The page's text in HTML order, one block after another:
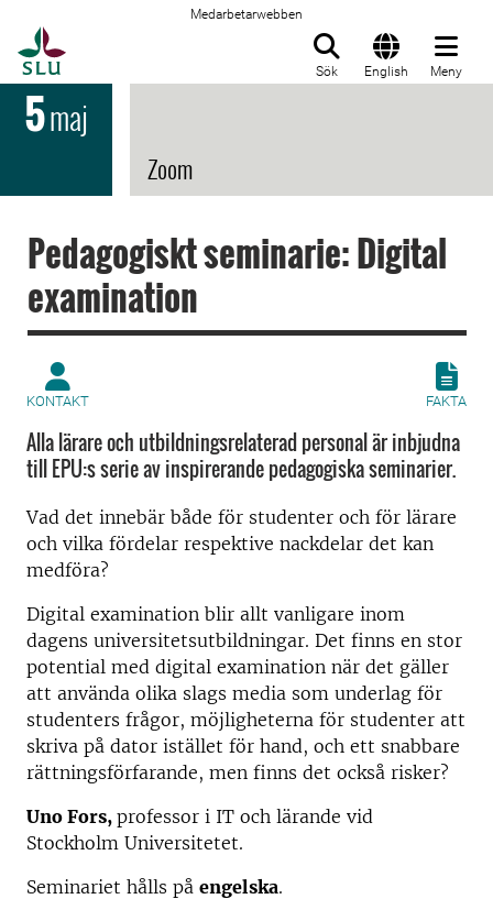
Medarbetarwebben
Sök English Meny
5maj
Zoom
Pedagogiskt seminarie: Digital
examination
KONTAKT FAKTA
Alla lärare och utbildningsrelaterad personal är inbjudna
till EPU:s serie av inspirerande pedagogiska seminarier.
Vad det innebär både för studenter och för lärare
och vilka fördelar respektive nackdelar det kan
medföra?
Digital examination blir allt vanligare inom
dagens universitetsutbildningar. Det finns en stor
potential med digital examination när det gäller
att använda olika slags media som underlag för
studenters frågor, möjligheterna för studenter att
skriva på dator istället för hand, och ett snabbare
rättningsförfarande, men finns det också risker?
Uno Fors, professor i IT och lärande vid
Stockholm Universitetet.
Seminariet hålls på engelska.